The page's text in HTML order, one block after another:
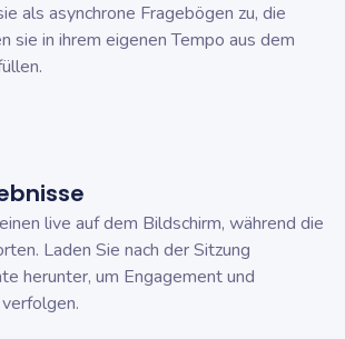
als asynchrone Fragebögen zu, die
sie in ihrem eigenen Tempo aus dem
live auf dem Bildschirm, während die
Laden Sie nach der Sitzung
herunter, um Engagement und